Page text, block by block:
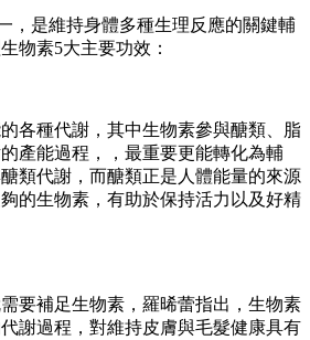
，是維持身體多種生理反應的關鍵輔
物素5大主要功效：
各種代謝，其中生物素參與醣類、脂
產能過程，，最重要更能轉化為輔
類代謝，而醣類正是人體能量的來源
的生物素，有助於保持活力以及好精
要補足生物素，羅晞蕾指出，生物素
謝過程，對維持皮膚與毛髮健康具有